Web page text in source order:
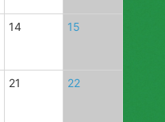
14 15
21 22